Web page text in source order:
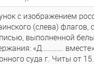
с изображением
(слева)
выполненной
«Д………….
суда г. Читы от